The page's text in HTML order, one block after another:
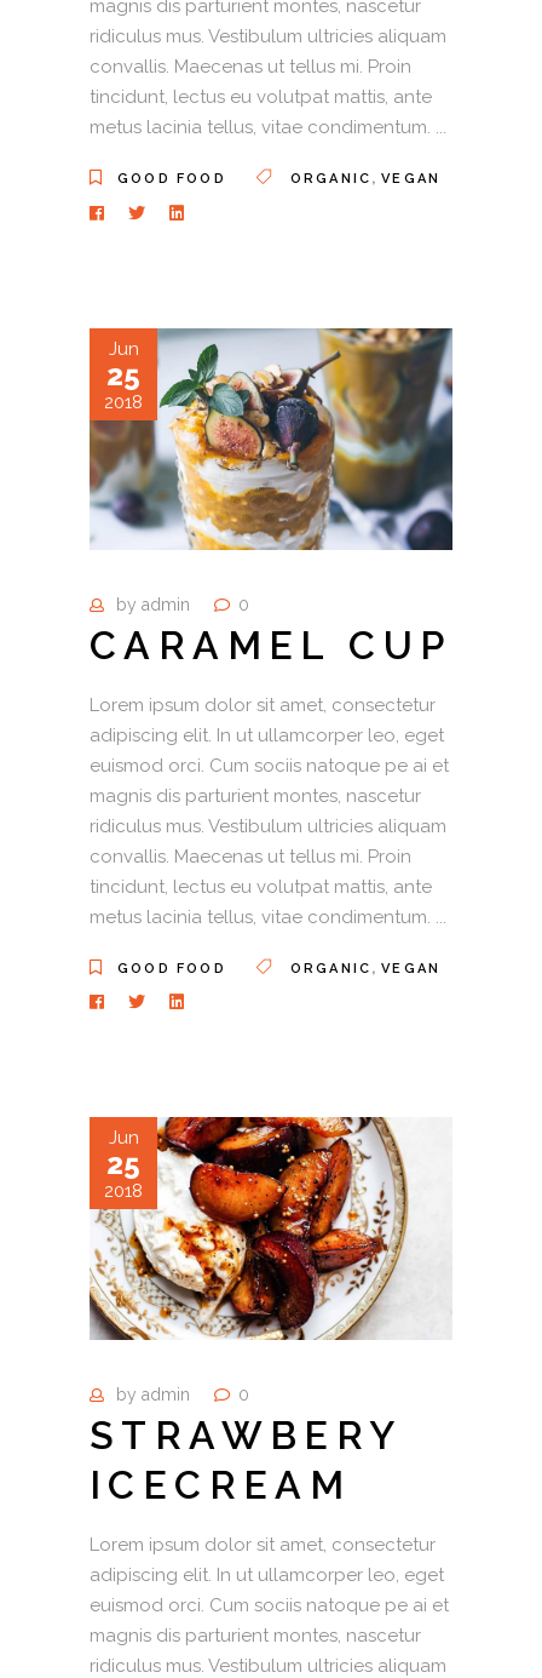
magnis dis parturient montes, nascetur
ridiculus mus. Vestibulum ultricies aliquam
convallis. Maecenas ut tellus mi. Proin
tincidunt, lectus eu volutpat mattis, ante
metus lacinia tellus, vitae condimentum.
GOOD FOOD ORGANIC ,VEGAN
Jun
25
2018
by admin 0
CARAMEL CUP
Lorem ipsum dolor sit amet, consectetur
adipiscing elit. In ut ullamcorper leo, eget
euismod orci. Cum sociis natoque pe ai et
magnis dis parturient montes, nascetur
ridiculus mus. Vestibulum ultricies aliquam
convallis. Maecenas ut tellus mi. Proin
tincidunt, lectus eu volutpat mattis, ante
metus lacinia tellus, vitae condimentum.
GOOD FOOD ORGANIC ,VEGAN
Jun
25
2018
by admin 0
STRAWBERY
ICECREAM
Lorem ipsum dolor sit amet, consectetur
adipiscing elit. In ut ullamcorper leo, eget
euismod orci. Cum sociis natoque pe ai et
magnis dis parturient montes, nascetur
ridiculus mus. Vestibulum ultricies aliquam